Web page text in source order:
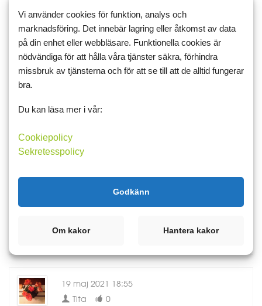
Nu har jag ätit lunch (pasta sallad med kyckling från Ica. God men
över 700 kcal!) och klippt gräsmattan. Solen skiner så jag ska
sätta mig ute och läsa någon timme. Och förbereda mig inför
morgondagens föreläsning.
Ikväll lagar jag middag, det blir laxfile med färskost och räkor och
ugnsbakad potatismos. Väldigt kaloririk inser jag nu...
viktminskning
viktminskning
viktnedgång
lflickan
Kommentarer
19 maj 2021 18:55
Tita
0
Vi använder cookies för funktion, analys och
marknadsföring. Det innebär lagring eller åtkomst av data
på din enhet eller webbläsare. Funktionella cookies är
nödvändiga för att hålla våra tjänster säkra, förhindra
missbruk av tjänsterna och för att se till att de alltid fungerar
bra.
Du kan läsa mer i vår:
Cookiepolicy
Sekretesspolicy
Godkänn
Om kakor Hantera kakor